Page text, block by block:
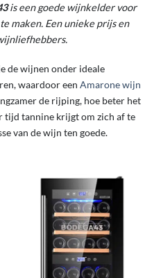
is een goede wijnkelder voor
maken. Een unieke prijs en
de wijnen onder ideale
waardoor een Amarone wijn
de rijping, hoe beter het
tijd tannine krijgt om zich af te
van de wijn ten goede.